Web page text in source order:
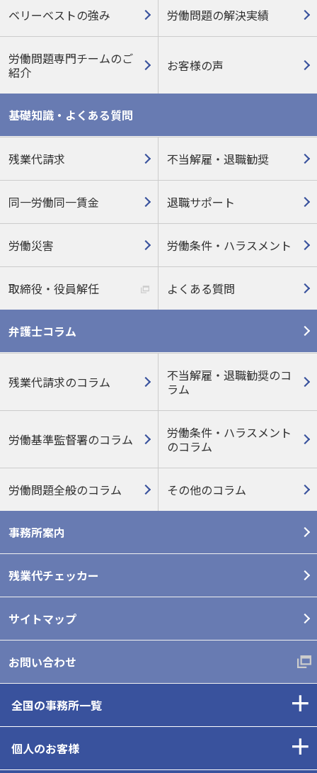
ベリーベストの強み 労働問題の解決実績
労働問題専門チームのご
紹介
お客様の声
基礎知識・よくある質問
残業代請求 不当解雇・退職勧奨
同一労働同一賃金 退職サポート
労働災害 労働条件・ハラスメント
取締役・役員解任 よくある質問
弁護士コラム
残業代請求のコラム
不当解雇・退職勧奨のコ
ラム
労働基準監督署のコラム
労働条件・ハラスメント
のコラム
労働問題全般のコラム その他のコラム
事務所案内
残業代チェッカー
サイトマップ
お問い合わせ
全国の事務所一覧
個人のお客様